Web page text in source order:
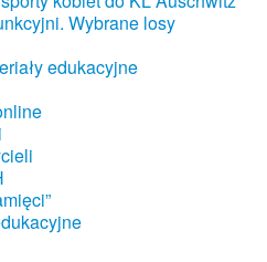
Wybrane losy
edukacyjne